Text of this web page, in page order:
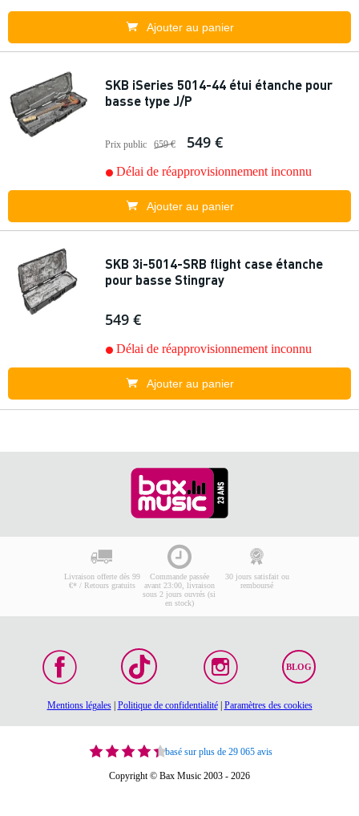
Ajouter au panier
SKB iSeries 5014-44 étui étanche pour
basse type J/P
Prix public 659 € 549 €
Délai de réapprovisionnement inconnu
Ajouter au panier
SKB 3i-5014-SRB flight case étanche
pour basse Stingray
549 €
Délai de réapprovisionnement inconnu
Ajouter au panier
Livraison offerte dès 99
€* / Retours gratuits
Commande passée
avant 23:00, livraison
sous 2 jours ouvrés (si
en stock)
30 jours satisfait ou
remboursé
BLOG
Mentions légales| Politique de confidentialité| Paramètres des cookies
basé sur plus de 29 065 avis
Copyright © Bax Music 2003 - 2026